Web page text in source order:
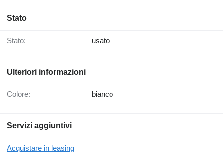
Stato
Stato: usato
Ulteriori informazioni
Colore: bianco
Servizi aggiuntivi
Acquistare in leasing